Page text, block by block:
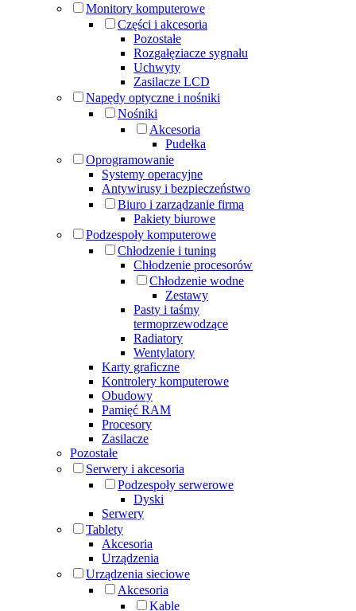
Monitory komputerowe
Części i akcesoria
Pozostałe
Rozgałęziacze sygnału
Uchwyty
Zasilacze LCD
Napędy optyczne i nośniki
Nośniki
Akcesoria
Pudełka
Oprogramowanie
Systemy operacyjne
Antywirusy i bezpieczeństwo
Biuro i zarządzanie firmą
Pakiety biurowe
Podzespoły komputerowe
Chłodzenie i tuning
Chłodzenie procesorów
Chłodzenie wodne
Zestawy
Pasty i taśmy
termoprzewodzące
Radiatory
Wentylatory
Karty graficzne
Kontrolery komputerowe
Obudowy
Pamięć RAM
Procesory
Zasilacze
Pozostałe
Serwery i akcesoria
Podzespoły serwerowe
Dyski
Serwery
Tablety
Akcesoria
Urządzenia
Urządzenia sieciowe
Akcesoria
Kable